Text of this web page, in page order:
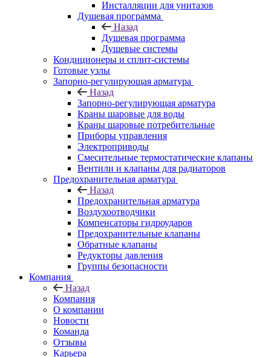
Инсталляции для унитазов
Душевая программа
Назад
Душевая программа
Душевые системы
Кондиционеры и сплит-системы
Готовые узлы
Запорно-регулирующая арматура
Назад
Запорно-регулирующая арматура
Краны шаровые для воды
Краны шаровые потребительные
Приборы управления
Электроприводы
Смесительные термостатические клапаны
Вентили и клапаны для радиаторов
Предохранительная арматура
Назад
Предохранительная арматура
Воздухоотводчики
Компенсаторы гидроударов
Предохранительные клапаны
Обратные клапаны
Редукторы давления
Группы безопасности
Компания
Назад
Компания
О компании
Новости
Команда
Отзывы
Карьера